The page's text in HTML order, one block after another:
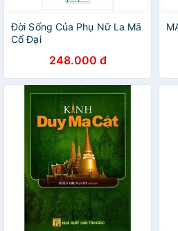
Đời Sống Của Phụ Nữ La Mã
Cổ Đại
248.000 đ